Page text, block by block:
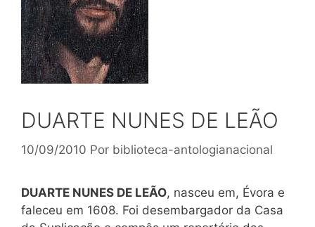
DUARTE NUNES DE LEÃO
10/09/2010 Por biblioteca-antologianacional
DUARTE NUNES DE LEÃO, nasceu em, Évora e
faleceu em 1608. Foi desembargador da Casa